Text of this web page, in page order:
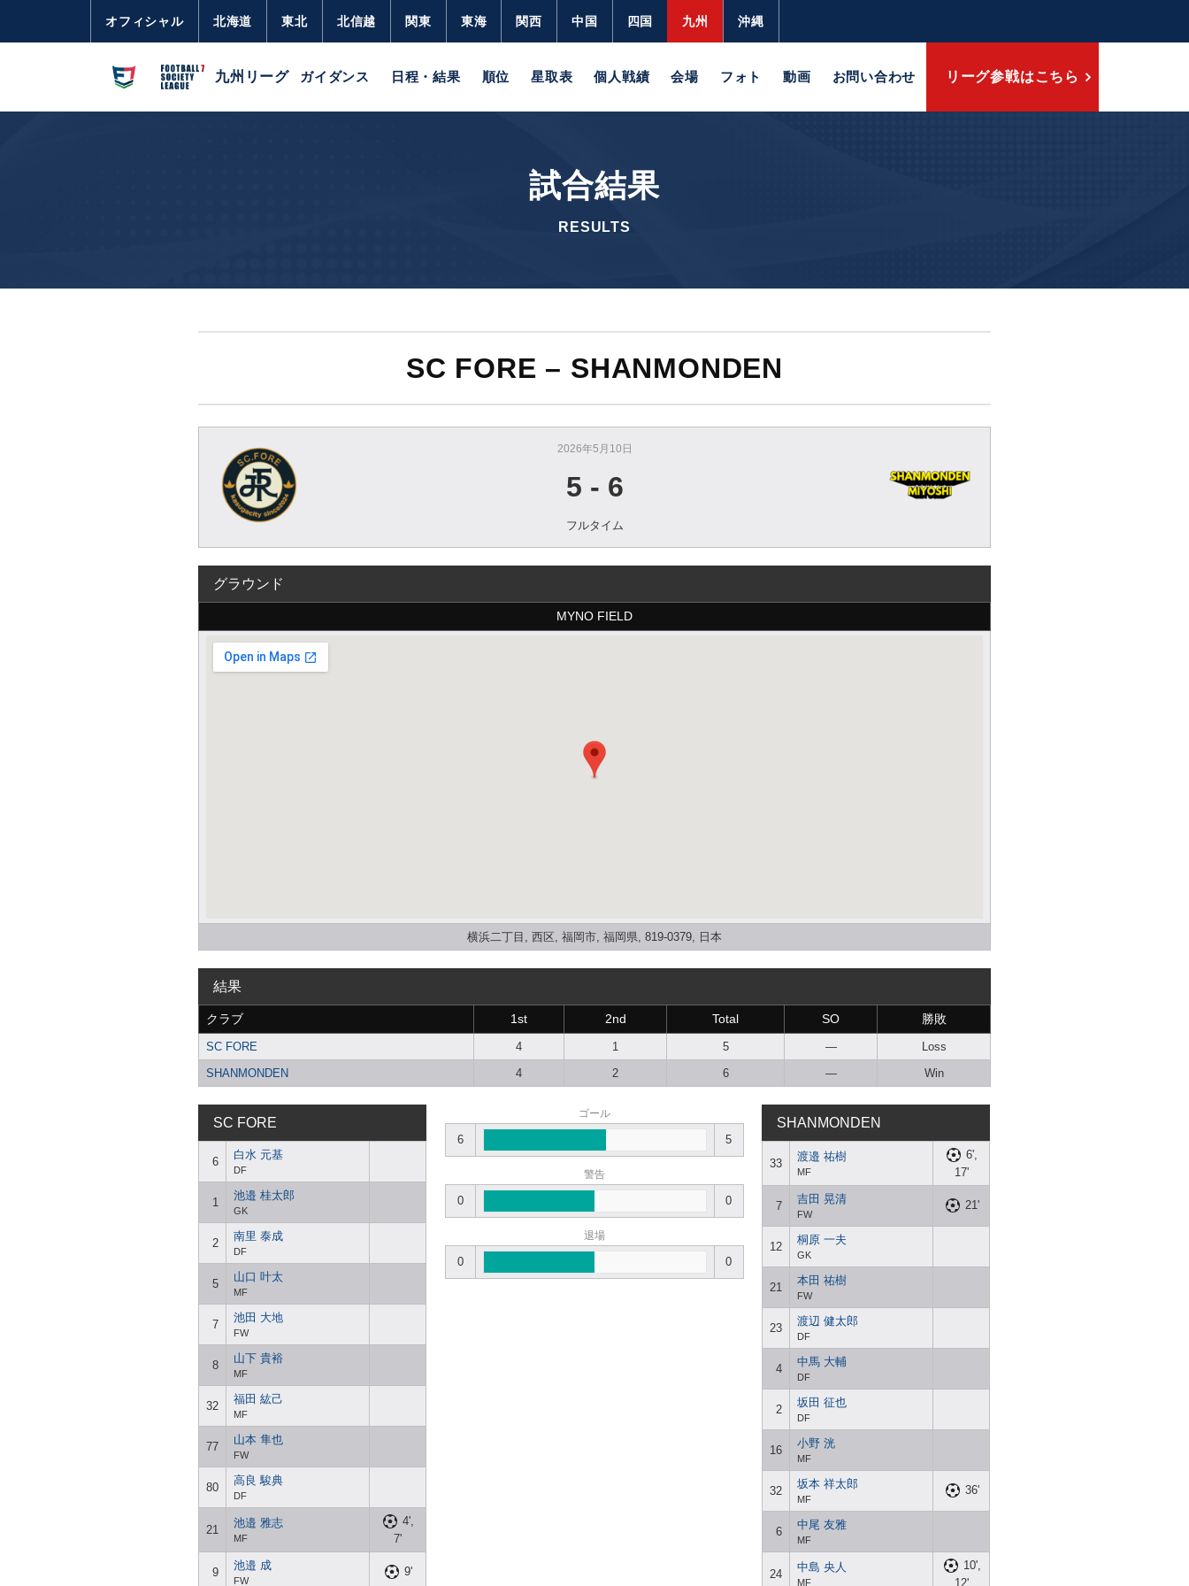
オフィシャル 北海道 東北 北信越 関東 東海 関西 中国 四国 九州 沖縄
九州リーグ ガイダンス 日程・結果 順位 星取表 個人戦績 会場 フォト 動画 お問い合わせ リーグ参戦はこちら
試合結果
RESULTS
SC FORE – SHANMONDEN
2026年5月10日
5 - 6
フルタイム
グラウンド
MYNO FIELD
横浜二丁目, 西区, 福岡市, 福岡県, 819-0379, 日本
結果
クラブ 1st 2nd Total SO 勝敗
SC FORE 4 1 5 —
Loss
SHANMONDEN
4 2 6 — Win
SC FORE
6
白水 元基
DF
1
池邉 桂太郎
GK
2
南里 泰成
DF
5
山口 叶太
MF
7
池田 大地
FW
8
山下 貴裕
MF
32
福田 紘己
MF
77
山本 隼也
FW
80
高良 駿典
DF
21
池邉 雅志
MF
4',
7'
9
池邉 成
FW
9'
SHANMONDEN
33
渡邉 祐樹
MF
6',
17'
7
吉田 晃清
FW
21'
12
桐原 一夫
GK
21
本田 祐樹
FW
23
渡辺 健太郎
DF
4
中馬 大輔
DF
2
坂田 征也
DF
16
小野 洸
MF
32
坂本 祥太郎
MF
36'
6
中尾 友雅
MF
24
中島 央人
MF
10',
12'
ゴール
6 5
警告
0 0
退場
0 0